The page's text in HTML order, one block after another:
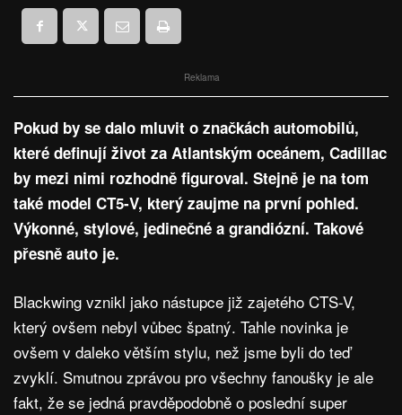
Reklama
Pokud by se dalo mluvit o značkách automobilů,
které definují život za Atlantským oceánem, Cadillac
by mezi nimi rozhodně figuroval. Stejně je na tom
také model CT5-V, který zaujme na první pohled.
Výkonné, stylové, jedinečné a grandiózní. Takové
přesně auto je.
Blackwing vznikl jako nástupce již zajetého CTS-V,
který ovšem nebyl vůbec špatný. Tahle novinka je
ovšem v daleko větším stylu, než jsme byli do teď
zvyklí. Smutnou zprávou pro všechny fanoušky je ale
fakt, že se jedná pravděpodobně o poslední super